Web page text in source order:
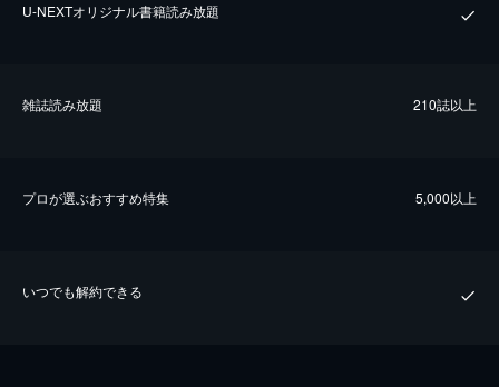
U-NEXTオリジナル書籍読み放題
雑誌読み放題 210誌以上
プロが選ぶおすすめ特集 5,000以上
いつでも解約できる